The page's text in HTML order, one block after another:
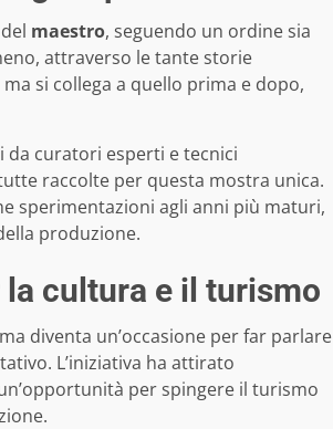
maestro, seguendo un ordine sia
attraverso le tante storie
si collega a quello prima e dopo,
da curatori esperti e tecnici
raccolte per questa mostra unica.
sperimentazioni agli anni più maturi,
produzione.
la cultura e il turismo
diventa un’occasione per far parlare
L’iniziativa ha attirato
per spingere il turismo